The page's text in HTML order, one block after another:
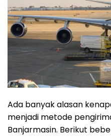
Ada banyak alasan
menjadi metode
Banjarmasin. Berikut